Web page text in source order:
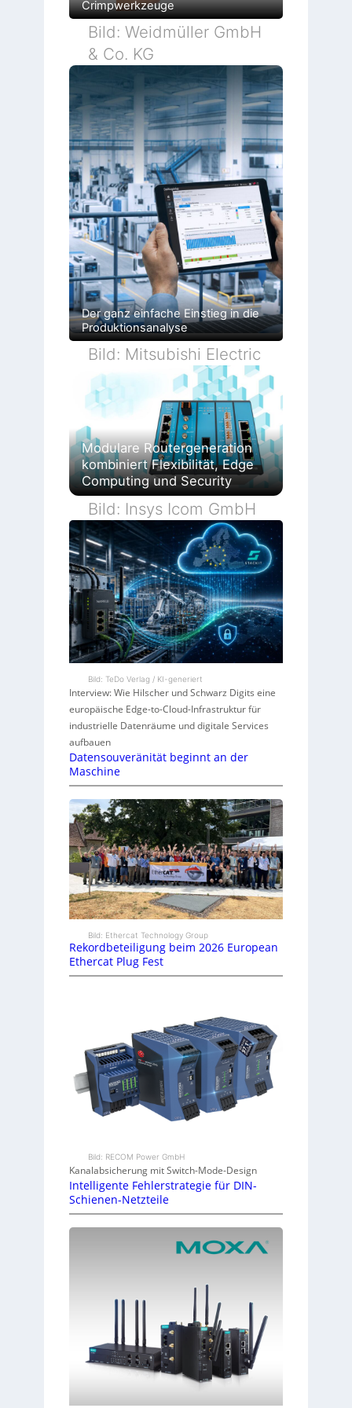
Crimpwerkzeuge
Bild: Weidmüller GmbH
& Co. KG
Der ganz einfache Einstieg in die
Produktionsanalyse
Bild: Mitsubishi Electric
Modulare Routergeneration
kombiniert Flexibilität, Edge
Computing und Security
Bild: Insys Icom GmbH
Bild: TeDo Verlag / KI-generiert
Interview: Wie Hilscher und Schwarz Digits eine
europäische Edge-to-Cloud-Infrastruktur für
industrielle Datenräume und digitale Services
aufbauen
Datensouveränität beginnt an der
Maschine
Bild: Ethercat Technology Group
Rekordbeteiligung beim 2026 European
Ethercat Plug Fest
Bild: RECOM Power GmbH
Kanalabsicherung mit Switch-Mode-Design
Intelligente Fehlerstrategie für DIN-
Schienen-Netzteile